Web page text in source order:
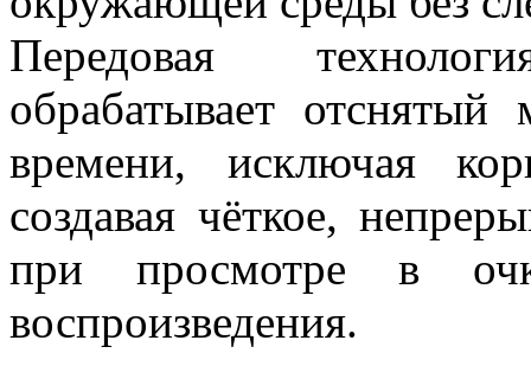
Передовая
обрабатывает
времени, исключая
создавая чёткое,
при просмотре в
воспроизведения.